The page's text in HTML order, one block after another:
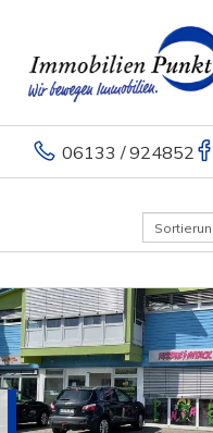
06133 / 924852